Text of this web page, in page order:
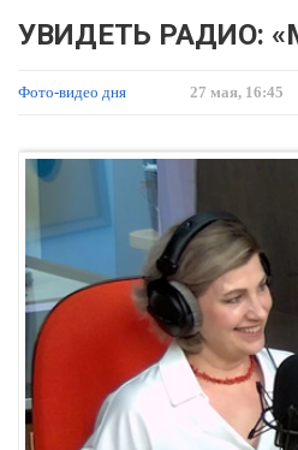
УВИДЕТЬ РАДИО:
Фото-видео дня 27 мая, 16:45